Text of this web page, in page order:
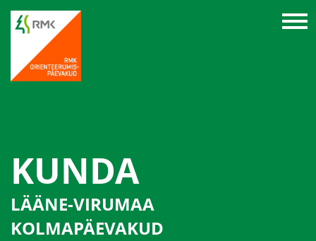
KUNDA
LÄÄNE-VIRUMAA
KOLMAPÄEVAKUD